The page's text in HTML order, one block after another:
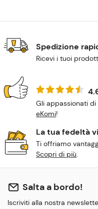
Spedizione
Ricevi i tuoi
Gli appassionati
eKomi!
La tua fedeltà
Ti offriamo
Scopri di più.
Salta a bordo!
Iscriviti alla nostra